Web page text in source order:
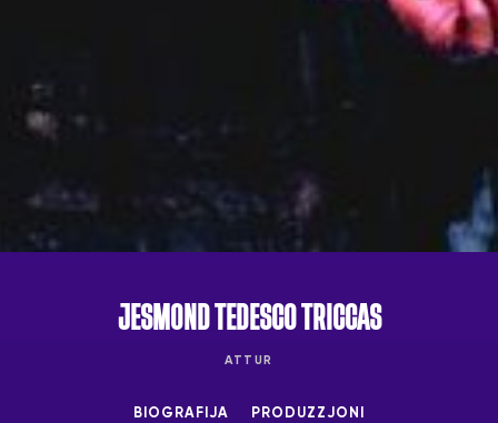
JESMOND TEDESCO TRICCAS
ATTUR
BIOGRAFIJA PRODUZZJONI